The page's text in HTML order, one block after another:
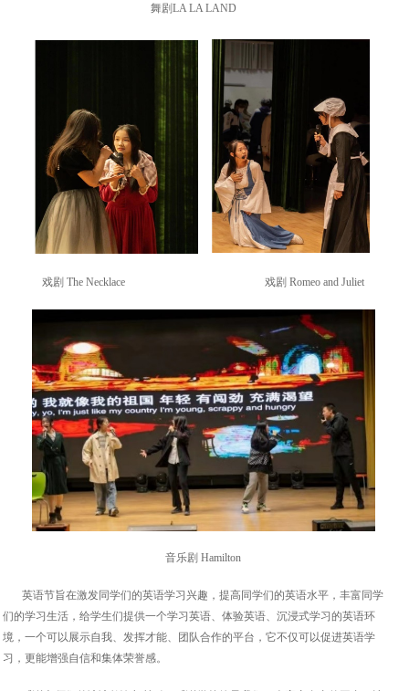
舞剧LA LA LAND
戏剧 The Necklace 戏剧 Romeo and Juliet
音乐剧 Hamilton
英语节旨在激发同学们的英语学习兴趣，提高同学们的英语水平，丰富同学
们的学习生活，给学生们提供一个学习英语、体验英语、沉浸式学习的英语环
境，一个可以展示自我、发挥才能、团队合作的平台，它不仅可以促进英语学
习，更能增强自信和集体荣誉感。